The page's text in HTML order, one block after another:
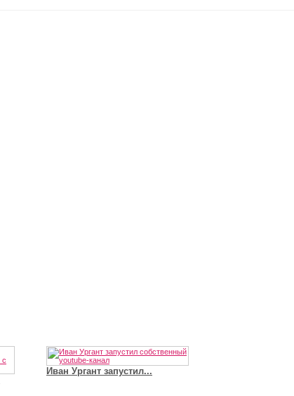
Иван Ургант запустил...